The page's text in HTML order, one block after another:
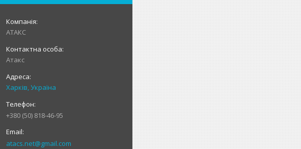
АТАКС
Атакс
Харків, Україна
+380 (50) 818-46-95
atacs.net@gmail.com